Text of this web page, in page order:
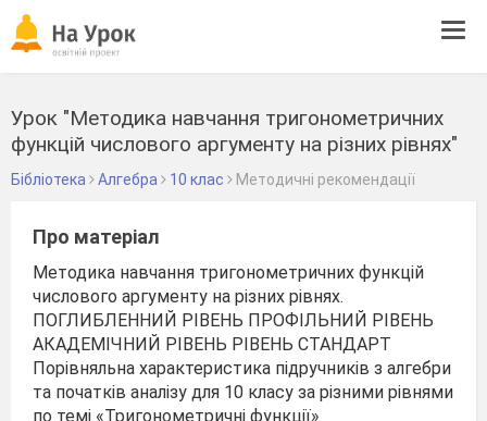
Урок "Методика навчання тригонометричних
функцій числового аргументу на різних рівнях"
Бібліотека Алгебра 10 клас Методичні рекомендації
Про матеріал
Методика навчання тригонометричних функцій
числового аргументу на різних рівнях.
ПОГЛИБЛЕННИЙ РІВЕНЬ ПРОФІЛЬНИЙ РІВЕНЬ
АКАДЕМІЧНИЙ РІВЕНЬ РІВЕНЬ СТАНДАРТ
Порівняльна характеристика підручників з алгебри
та початків аналізу для 10 класу за різними рівнями
по темі «Тригонометричні функції»